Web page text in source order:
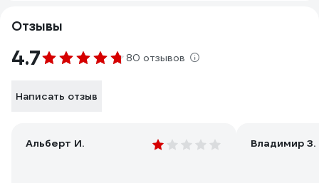
Отзывы
4.7 80 отзывов
Написать отзыв
Альберт И. Владимир З.